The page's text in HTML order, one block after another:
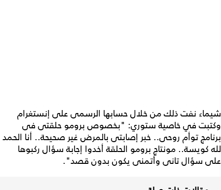
شيماء نفت ذلك من خلال حسابها الرسمى على إنستغرام
وكتبت في خاصية ستوري: "بخصوص برومو حلقتى فى
برنامج توأم روحى.. خبر إصابتى بالمرض غير صحيحة.. أنا الحمد
لله كويسة.. مونتاج برومو الحلقة أخدوا إجابة سؤال ركبوها
على سؤال تانى وأتمنى يكون بدون قصد".